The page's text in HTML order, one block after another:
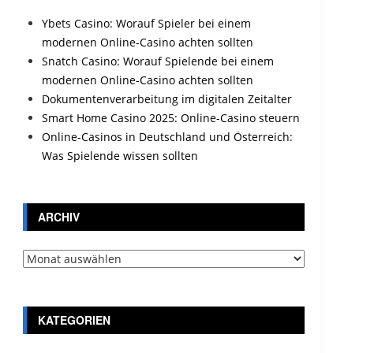
Ybets Casino: Worauf Spieler bei einem
modernen Online-Casino achten sollten
Snatch Casino: Worauf Spielende bei einem
modernen Online-Casino achten sollten
Dokumentenverarbeitung im digitalen Zeitalter
Smart Home Casino 2025: Online-Casino steuern
Online-Casinos in Deutschland und Österreich:
Was Spielende wissen sollten
ARCHIV
Archiv
KATEGORIEN